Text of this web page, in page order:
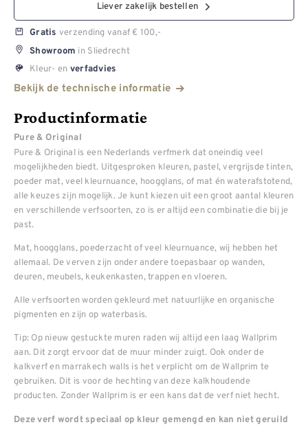
Liever zakelijk bestellen
Gratis verzending vanaf € 100,-
Showroom in Sliedrecht
Kleur- en verfadvies
Bekijk de technische informatie
Productinformatie
Pure & Original
Pure & Original is een Nederlands verfmerk dat oneindig veel
mogelijkheden biedt. Uitgesproken kleuren, pastel, vergrijsde tinten,
poeder mat, veel kleurnuance, hoogglans, of mat én waterafstotend,
alle keuzes zijn mogelijk. Je kunt kiezen uit een groot aantal kleuren
en verschillende verfsoorten, zo is er altijd een combinatie die bij je
past.
Mat, hoogglans, poederzacht of veel kleurnuance, wij hebben het
allemaal. De verven zijn onder andere toepasbaar op wanden,
deuren, meubels, keukenkasten, trappen en vloeren.
Alle verfsoorten worden gekleurd met natuurlijke en organische
pigmenten en zijn op waterbasis.
Tip: Op nieuw gestuckte muren raden wij altijd een laag Wallprim
aan. Dit zorgt ervoor dat de muur minder zuigt. Ook onder de
kalkverf en marrakech walls is het verplicht om de Wallprim te
gebruiken. Dit is voor de hechting van deze kalkhoudende
producten. Zonder Wallprim is er een kans dat de verf niet hecht.
Deze verf wordt speciaal op kleur gemengd en kan niet geruild